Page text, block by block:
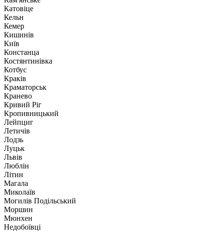
Катовіце
Кельн
Кемер
Кишинів
Київ
Констанца
Костянтинівка
Котбус
Краків
Краматорськ
Кранево
Кривий Ріг
Кропивницький
Лейпциг
Летичів
Лодзь
Луцьк
Львів
Люблін
Літин
Магала
Миколаїв
Могилів Подільський
Моршин
Мюнхен
Недобоївці